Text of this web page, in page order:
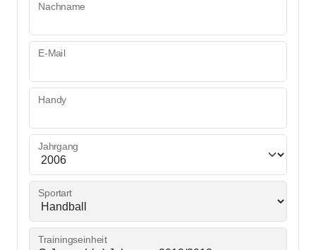
Nachname
E-Mail
Handy
Jahrgang
Sportart
Trainingseinheit